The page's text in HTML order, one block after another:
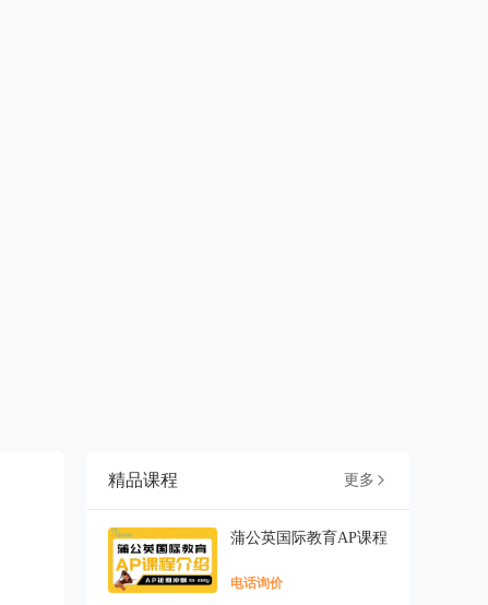
精品课程 更多 
蒲公英国际教育AP课程
电话询价